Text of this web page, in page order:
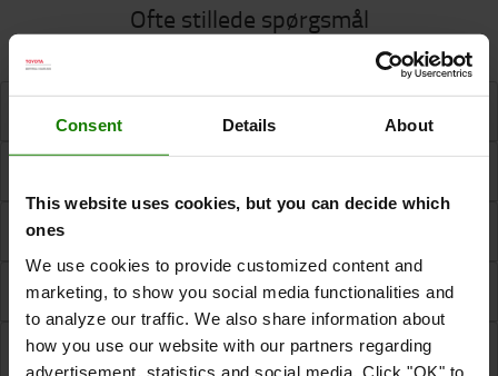
Consent Details About
This website uses cookies, but you can decide which
ones
We use cookies to provide customized content and
marketing, to show you social media functionalities and
to analyze our traffic. We also share information about
how you use our website with our partners regarding
advertisement, statistics and social media. Click "OK" to
Ofte stillede spørgsmål
Kan jeg prøve Traigo48?
Hvem må deltage i en demonstration?
Hvor lang tid skal jeg sætte af til en demonstration?